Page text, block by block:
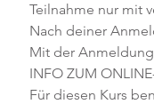
Teilnahme nur mit
Nach deiner
Mit der
INFO ZUM
Für diesen Kurs